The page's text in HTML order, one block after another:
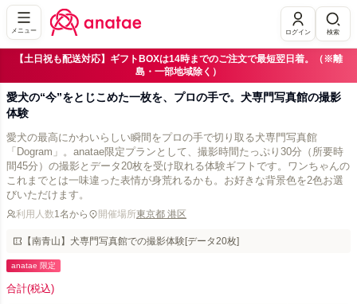
メニュー ログイン 検索
【土日祝も配送対応】ギフトBOXは14時までのご注文で最短翌日着。（※離
島・一部地域除く）
愛犬の“今”をとじこめた一枚を、プロの手で。犬専門写真館の撮影
体験
愛犬の最高にかわいらしい瞬間をプロの手で切り取る犬専門写真館
「Dogram」。anatae限定プランとして、撮影時間たっぷり30分（所要時
間45分）の撮影とデータ20枚を受け取れる体験ギフトです。ワンちゃんの
これまでとは一味違った表情が身荒れるかも。お好きな背景色を2色お選
びいただけます。
利用人数1名から 開催場所東京都 港区
【南青山】犬専門写真館での撮影体験[データ20枚]
anatae 限定
合計(税込)